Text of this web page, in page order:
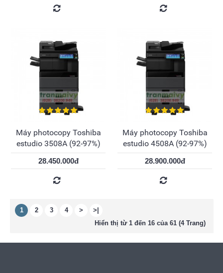
Máy photocopy Toshiba
estudio 3508A (92-97%)
28.450.000đ
Máy photocopy Toshiba
estudio 4508A (92-97%)
28.900.000đ
1 2 3 4 >
>|
Hiển thị từ 1 đến 16 của 61 (4 Trang)